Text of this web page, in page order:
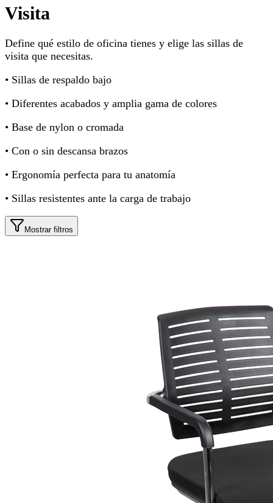
Visita
Define qué estilo de oficina tienes y elige las sillas de
visita que necesitas.
• Sillas de respaldo bajo
• Diferentes acabados y amplia gama de colores
• Base de nylon o cromada
• Con o sin descansa brazos
• Ergonomía perfecta para tu anatomía
• Sillas resistentes ante la carga de trabajo
Mostrar filtros